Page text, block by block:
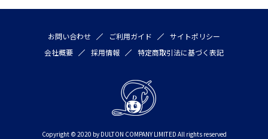
お問い合わせ ご利用ガイド
サイトポリシー
会社概要
採用情報 特定商取引法に基づく表記
Copyright © 2020 by DULTON COMPANY LIMITED All rights reserved